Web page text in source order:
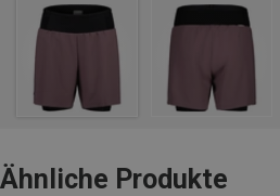
Ähnliche Produkte